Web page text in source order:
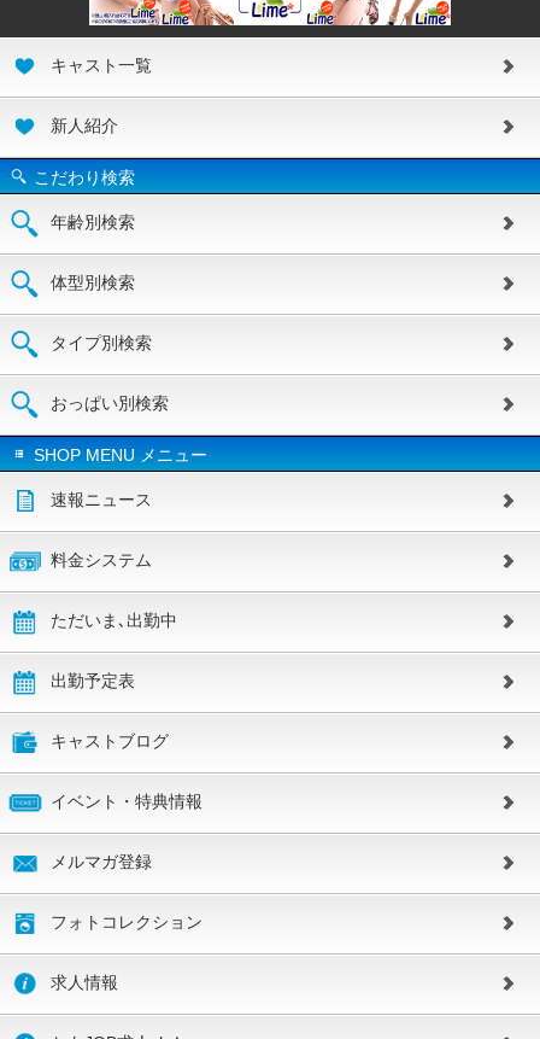
キャスト一覧
新人紹介
こだわり検索
年齢別検索
体型別検索
タイプ別検索
おっぱい別検索
SHOP MENU メニュー
速報ニュース
料金システム
ただいま､出勤中
出勤予定表
キャストブログ
イベント・特典情報
メルマガ登録
フォトコレクション
求人情報